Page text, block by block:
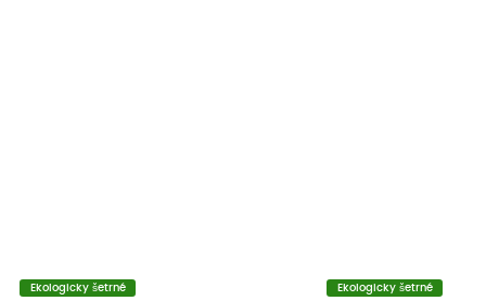
Ekologicky šetrné Ekologicky šetrné